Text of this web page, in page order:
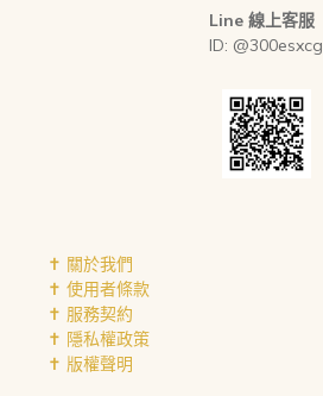
Line 線上客服
ID: @300esxcg
✝︎ 關於我們
✝︎ 使用者條款
✝︎ 服務契約
✝︎ 隱私權政策
✝︎ 版權聲明